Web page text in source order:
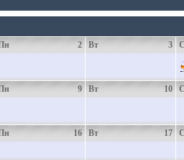
2 3
Вт
9 10
Вт
16 17
Вт